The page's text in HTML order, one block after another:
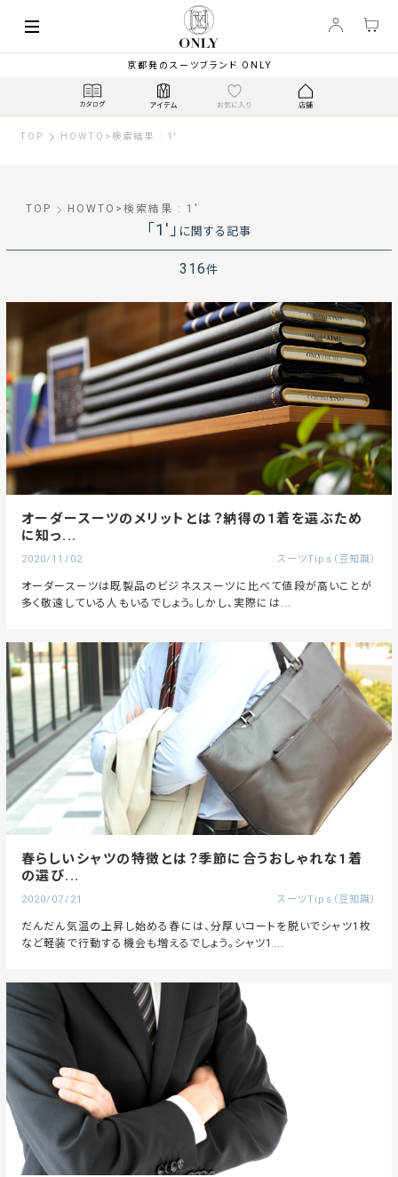
京都発のスーツブランド ONLY
TOP HOWTO >検索結果 : 1'
TOP HOWTO >検索結果 : 1'
「1'」 に関する記事
316件
オーダースーツのメリットとは？納得の1着を選ぶため
に知っ...
2020/11/02 スーツTips（豆知識）
オーダースーツは既製品のビジネススーツに比べて値段が高いことが
多く敬遠している人もいるでしょう。しかし、実際には...
春らしいシャツの特徴とは？季節に合うおしゃれな1着
の選び...
2020/07/21 スーツTips（豆知識）
だんだん気温の上昇し始める春には、分厚いコートを脱いでシャツ1枚
など軽装で行動する機会も増えるでしょう。シャツ1...